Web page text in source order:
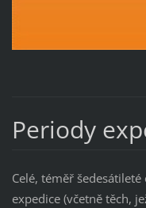
Periody
Celé, téměř
expedice (včetně těch,